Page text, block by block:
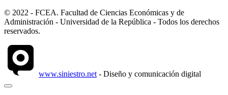
© 2022 - FCEA. Facultad de Ciencias Económicas y de
Administración - Universidad de la República - Todos los derechos
reservados.
www.siniestro.net - Diseño y comunicación digital